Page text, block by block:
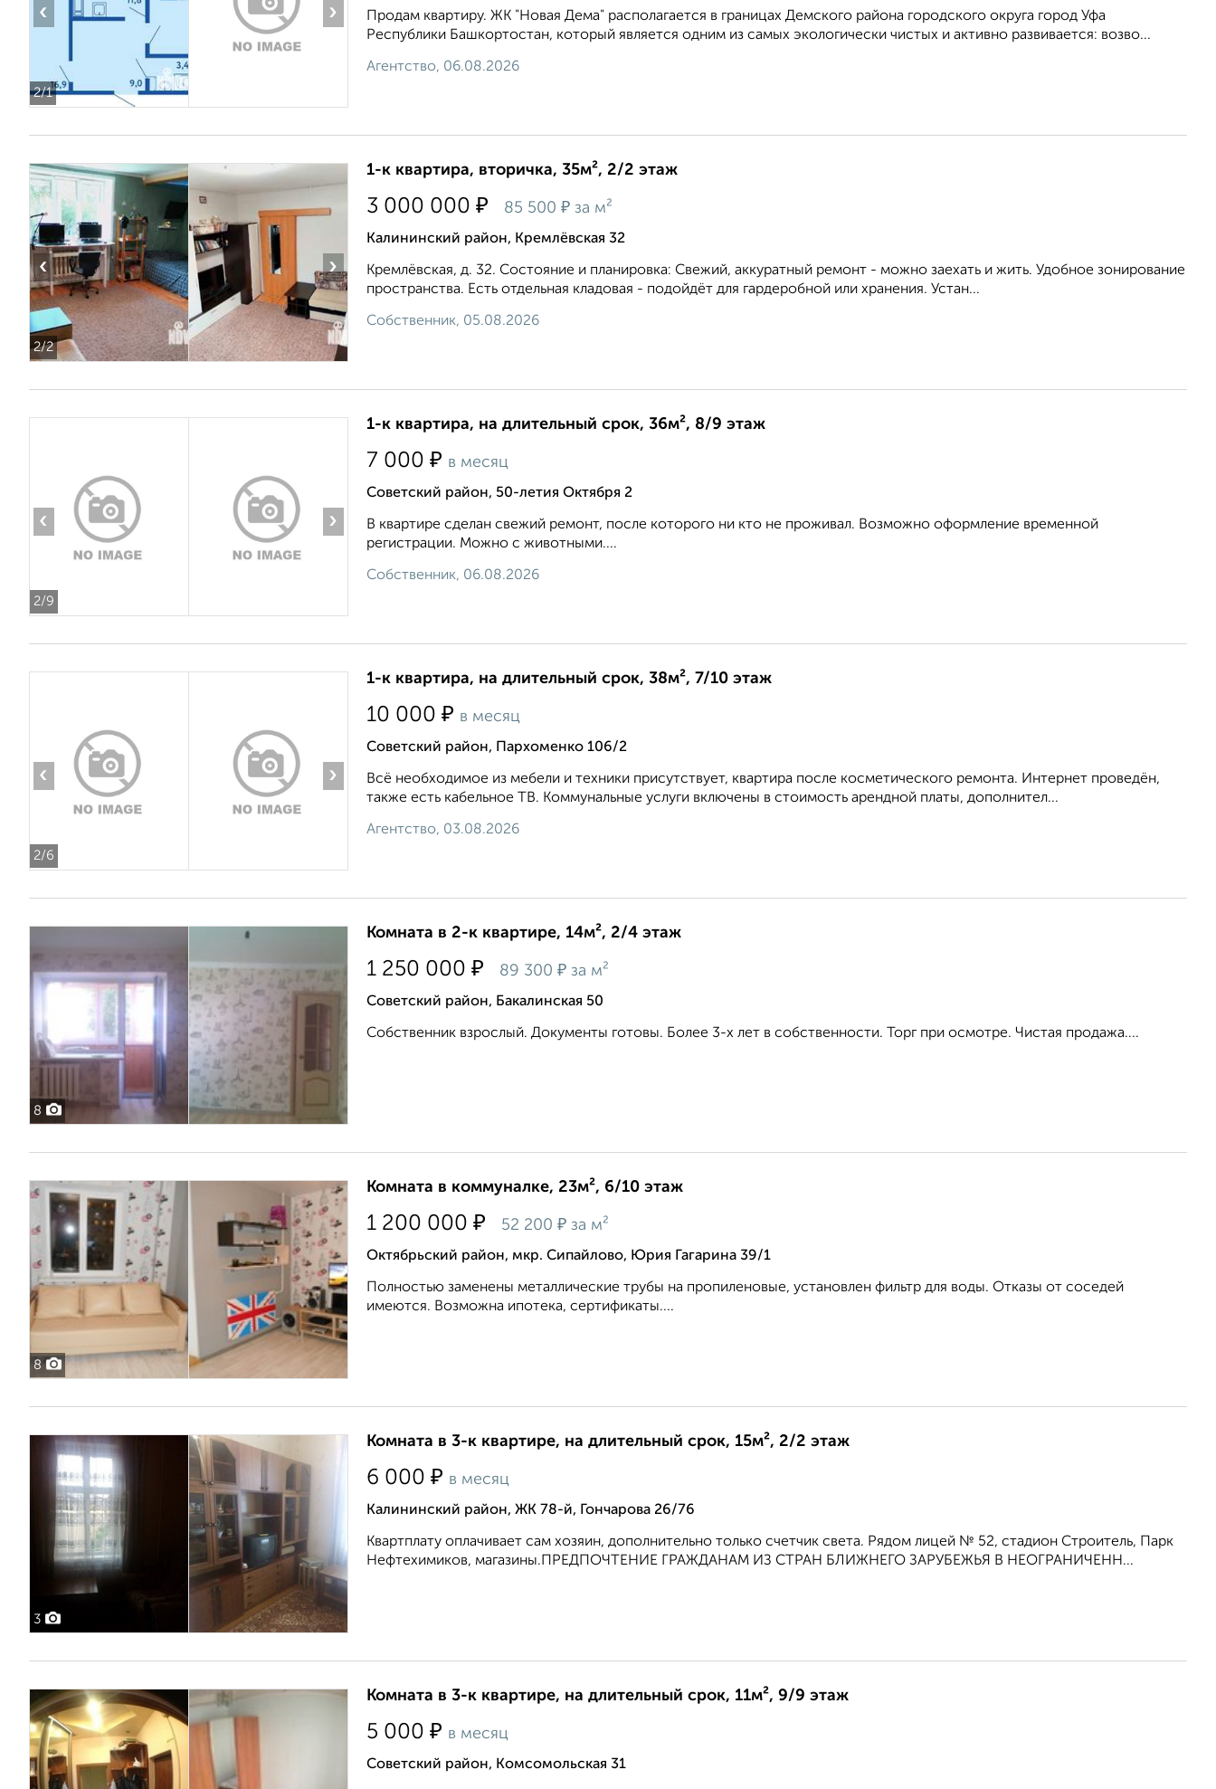
2/1
‹ ›
Продам квартиру. ЖК "Новая Дема" располагается в границах Демского района городского округа город Уфа
Республики Башкортостан, который является одним из самых экологически чистых и активно развивается: возво...
Агентство, 06.08.2026
2/2
‹ ›
1-к квартира, вторичка, 35м², 2/2 этаж
3 000 000 ₽ 85 500 ₽ за м²
Калининский район, Кремлёвская 32
Кремлёвская, д. 32. Состояние и планировка: Свежий, аккуратный ремонт - можно заехать и жить. Удобное зонирование
пространства. Есть отдельная кладовая - подойдёт для гардеробной или хранения. Устан...
Собственник, 05.08.2026
2/9
‹ ›
1-к квартира, на длительный срок, 36м², 8/9 этаж
7 000 ₽ в месяц
Советский район, 50-летия Октября 2
В квартире сделан свежий ремонт, после которого ни кто не проживал. Возможно оформление временной
регистрации. Можно с животными....
Собственник, 06.08.2026
2/6
‹ ›
1-к квартира, на длительный срок, 38м², 7/10 этаж
10 000 ₽ в месяц
Советский район, Пархоменко 106/2
Всё необходимое из мебели и техники присутствует, квартира после косметического ремонта. Интернет проведён,
также есть кабельное ТВ. Коммунальные услуги включены в стоимость арендной платы, дополнител...
Агентство, 03.08.2026
8
Комната в 2-к квартире, 14м², 2/4 этаж
1 250 000 ₽ 89 300 ₽ за м²
Советский район, Бакалинская 50
Собственник взрослый. Документы готовы. Более 3-х лет в собственности. Торг при осмотре. Чистая продажа....
8
Комната в коммуналке, 23м², 6/10 этаж
1 200 000 ₽ 52 200 ₽ за м²
Октябрьский район, мкр. Сипайлово, Юрия Гагарина 39/1
Полностью заменены металлические трубы на пропиленовые, установлен фильтр для воды. Отказы от соседей
имеются. Возможна ипотека, сертификаты....
3
Комната в 3-к квартире, на длительный срок, 15м², 2/2 этаж
6 000 ₽ в месяц
Калининский район, ЖК 78-й, Гончарова 26/76
Квартплату оплачивает сам хозяин, дополнительно только счетчик света. Рядом лицей № 52, стадион Строитель, Парк
Нефтехимиков, магазины.ПРЕДПОЧТЕНИЕ ГРАЖДАНАМ ИЗ СТРАН БЛИЖНЕГО ЗАРУБЕЖЬЯ В НЕОГРАНИЧЕНН...
Комната в 3-к квартире, на длительный срок, 11м², 9/9 этаж
5 000 ₽ в месяц
Советский район, Комсомольская 31